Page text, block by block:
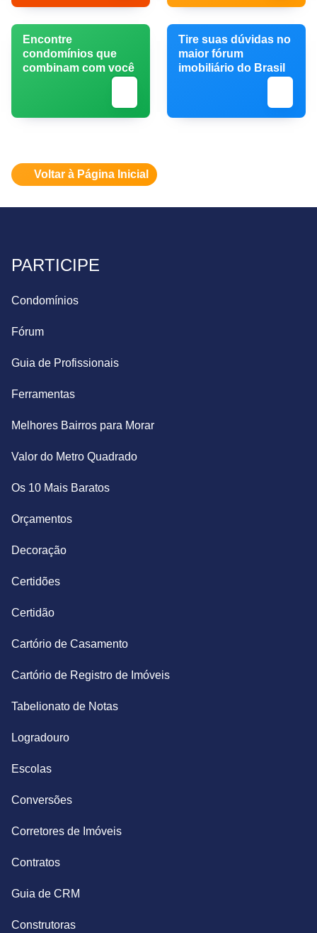
Encontre
condomínios que
combinam com você
Tire suas dúvidas no
maior fórum
imobiliário do Brasil
Voltar à Página Inicial
PARTICIPE
Condomínios
Fórum
Guia de Profissionais
Ferramentas
Melhores Bairros para Morar
Valor do Metro Quadrado
Os 10 Mais Baratos
Orçamentos
Decoração
Certidões
Certidão
Cartório de Casamento
Cartório de Registro de Imóveis
Tabelionato de Notas
Logradouro
Escolas
Conversões
Corretores de Imóveis
Contratos
Guia de CRM
Construtoras